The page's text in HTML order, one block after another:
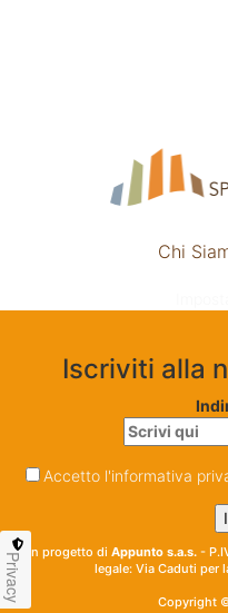
Chi
Iscriviti alla
Accetto l'informativa
Un progetto di Appunto s.a.s. -
legale: Via Caduti per
Copyright
Privacy